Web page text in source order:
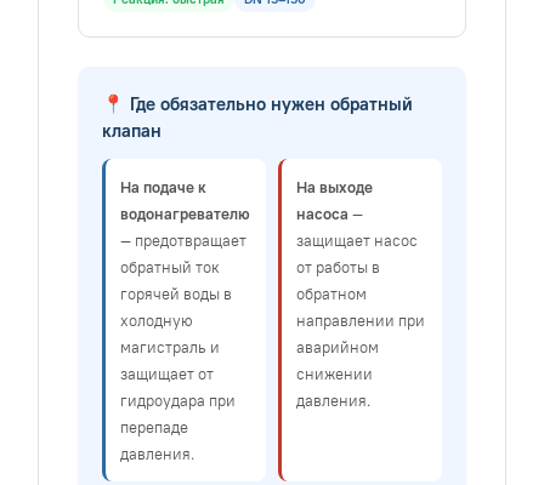
📍 Где обязательно нужен обратный
клапан
На подаче к
водонагревателю
— предотвращает
обратный ток
горячей воды в
холодную
магистраль и
защищает от
гидроудара при
перепаде
давления.
На выходе
насоса —
защищает насос
от работы в
обратном
направлении при
аварийном
снижении
давления.